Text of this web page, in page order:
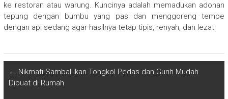
ke restoran atau warung. Kuncinya adalah memadukan adonan
tepung dengan bumbu yang pas dan menggoreng tempe
dengan api sedang agar hasilnya tetap tipis, renyah, dan lezat
← Nikmati Sambal Ikan Tongkol Pedas dan Gurih Mudah
Dibuat di Rumah